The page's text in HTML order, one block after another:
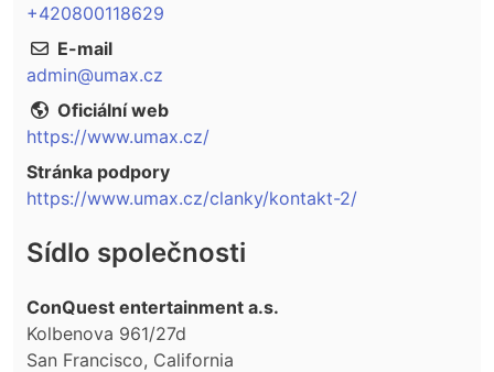
+420800118629
E-mail
admin@umax.cz
Oficiální web
https://www.umax.cz/
Stránka podpory
https://www.umax.cz/clanky/kontakt-2/
Sídlo společnosti
ConQuest entertainment a.s.
Kolbenova 961/27d
San Francisco, California